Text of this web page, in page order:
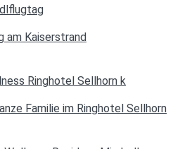
am Kaiserstrand
Familie im Ringhotel Sellhorn